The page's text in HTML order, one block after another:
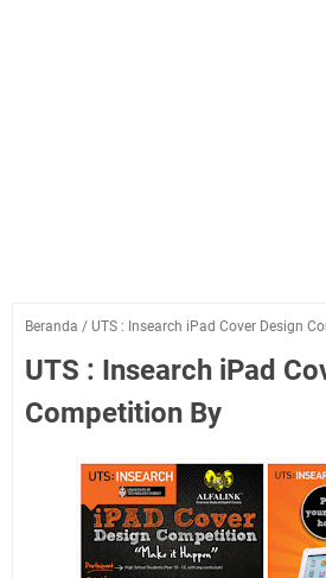
Beranda / UTS : Insearch iPad Cover Design
UTS : Insearch iPad
Competition By